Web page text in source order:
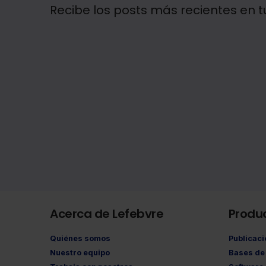
Recibe los posts más recientes en
Acerca de Lefebvre
Quiénes somos
Nuestro equipo
Bases